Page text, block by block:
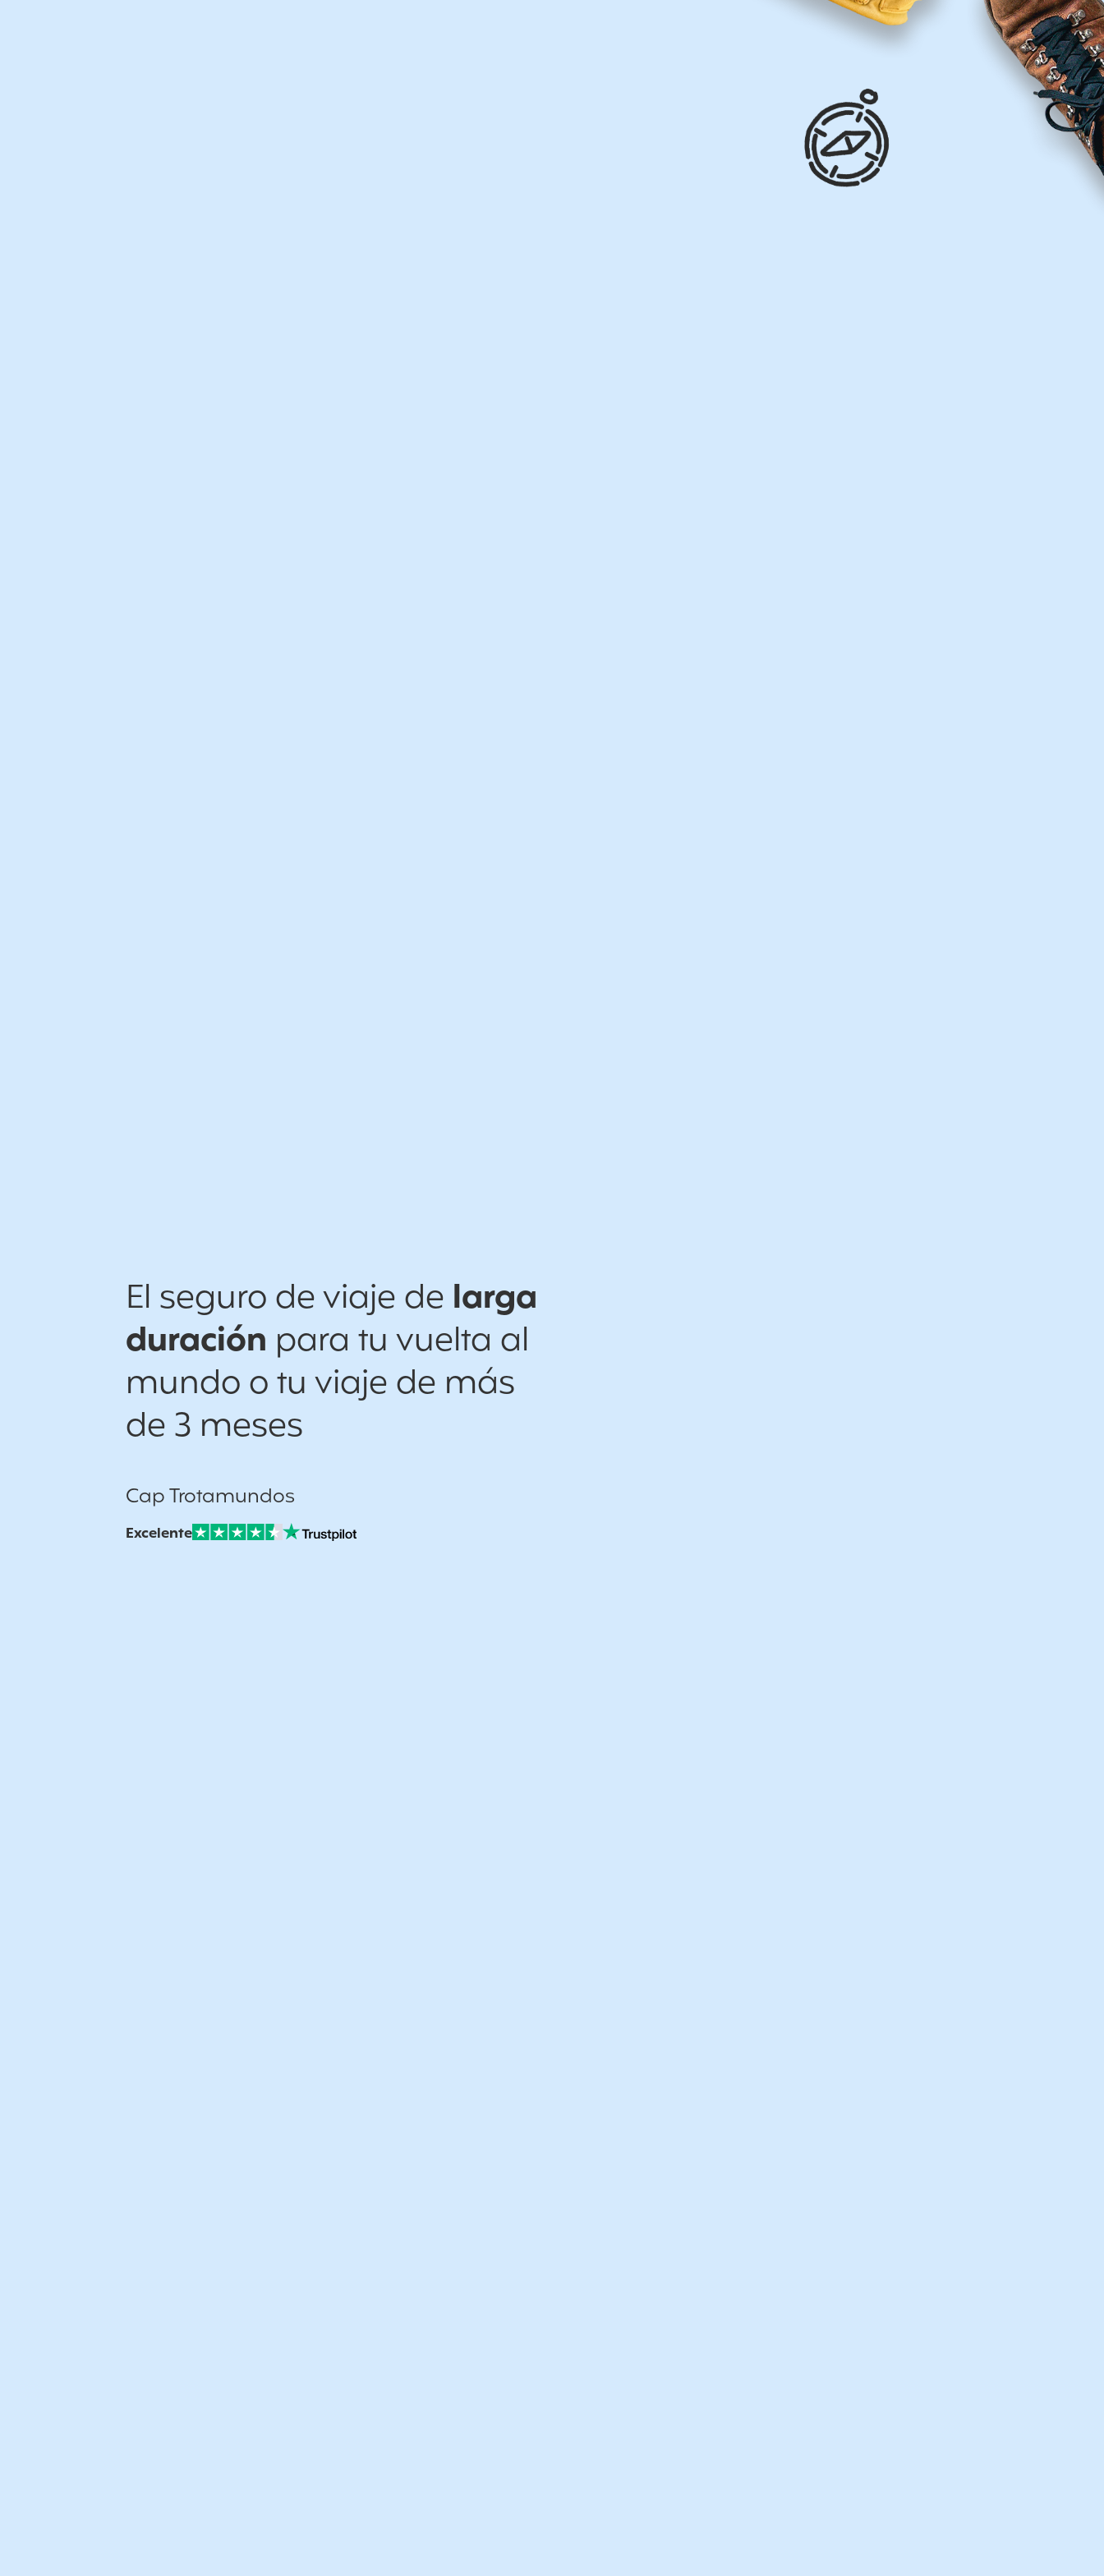
Cap Trotamundos
Nuestras Opiniones Verificadas:
Excelente
El seguro de viaje de larga
duración para tu vuelta al
mundo o tu viaje de más
de 3 meses